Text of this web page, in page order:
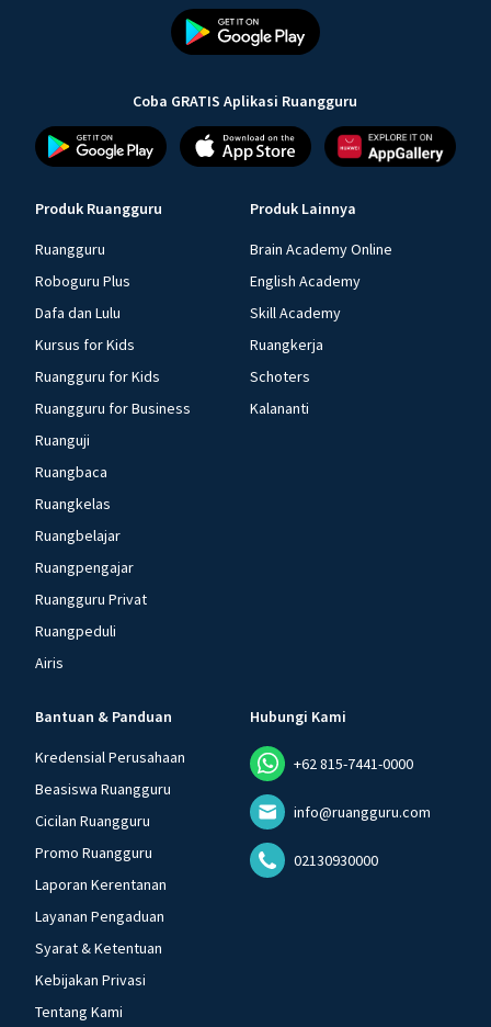
Coba GRATIS Aplikasi Ruangguru
Produk Ruangguru
Ruangguru
Roboguru Plus
Dafa dan Lulu
Kursus for Kids
Ruangguru for Kids
Ruangguru for Business
Ruanguji
Ruangbaca
Ruangkelas
Ruangbelajar
Ruangpengajar
Ruangguru Privat
Ruangpeduli
Airis
Produk Lainnya
Brain Academy Online
English Academy
Skill Academy
Ruangkerja
Schoters
Kalananti
Bantuan & Panduan
Kredensial Perusahaan
Beasiswa Ruangguru
Cicilan Ruangguru
Promo Ruangguru
Laporan Kerentanan
Layanan Pengaduan
Syarat & Ketentuan
Kebijakan Privasi
Tentang Kami
Hubungi Kami
+62 815-7441-0000
info@ruangguru.com
02130930000